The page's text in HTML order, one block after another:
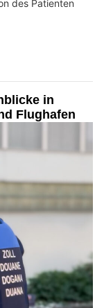
des Patienten
in
Flughafen